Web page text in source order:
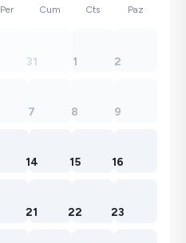
Per Cum Cts Paz
31 1 2
7 8 9
14 15 16
21 22 23